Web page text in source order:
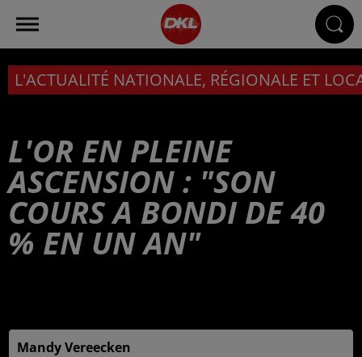
L'ACTUALITÉ NATIONALE, RÉGIONALE ET
L'OR EN PLEINE
ASCENSION : "SON
COURS A BONDI DE 40
% EN UN AN"
Mandy Vereecken